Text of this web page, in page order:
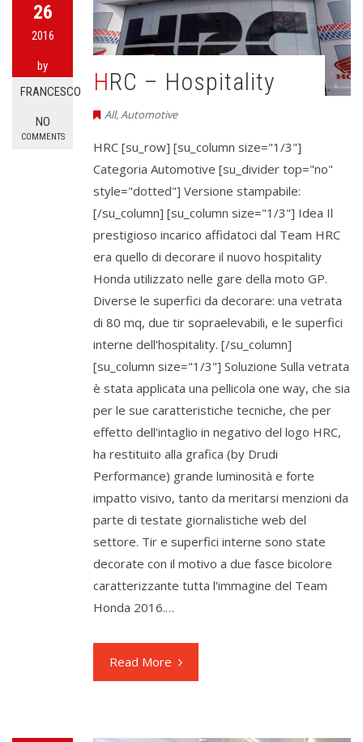
26
2016
by
FRANCESCO
NO
COMMENTS
HRC – Hospitality
All,Automotive
HRC [su_row] [su_column size="1/3"]
Categoria Automotive [su_divider top="no"
style="dotted"] Versione stampabile:
[/su_column] [su_column size="1/3"] Idea Il
prestigioso incarico affidatoci dal Team HRC
era quello di decorare il nuovo hospitality
Honda utilizzato nelle gare della moto GP.
Diverse le superfici da decorare: una vetrata
di 80 mq, due tir sopraelevabili, e le superfici
interne dell'hospitality. [/su_column]
[su_column size="1/3"] Soluzione Sulla vetrata
è stata applicata una pellicola one way, che sia
per le sue caratteristiche tecniche, che per
effetto dell'intaglio in negativo del logo HRC,
ha restituito alla grafica (by Drudi
Performance) grande luminosità e forte
impatto visivo, tanto da meritarsi menzioni da
parte di testate giornalistiche web del
settore. Tir e superfici interne sono state
decorate con il motivo a due fasce bicolore
caratterizzante tutta l'immagine del Team
Honda 2016.…
Read More